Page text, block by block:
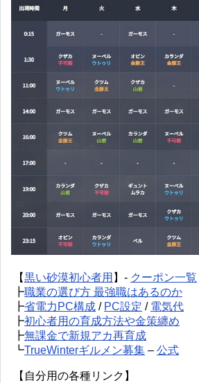
【黒い砂漠初心者用 】- クーポン一覧
┣職業の選び方 最強職はあるのか
┣省電力PC構成 / PC設定 / 電気代
┣初心者用の育成方法や金策纏め
┣無課金で新規アカ再育成
┗TrueWinterギルメン募集 – 公式
【自分用の各種リンク】